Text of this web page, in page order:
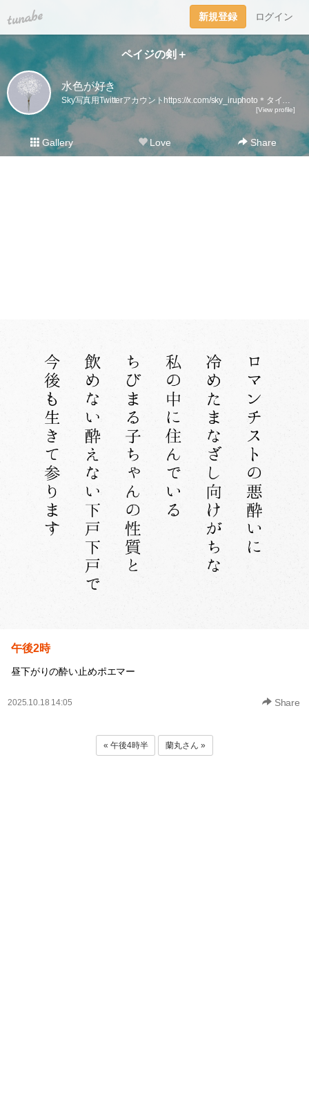
tuna.be 新規登録 ログイン
ペイジの剣＋
水色が好き
Sky写真用Twitterアカウントhttps://x.com/sky_iruphoto＊タイトルを付けるのが面倒なので、タイトルから本文が始まっていることが多いです。
[View profile]
Gallery Love Share
午後2時
昼下がりの酔い止めポエマー
2025.10.18 14:05 Share
« 午後4時半 蘭丸さん »